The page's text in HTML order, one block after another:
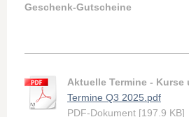
Geschenk-Gutscheine
Aktuelle Termine - Kurse
Termine Q3 2025.pdf
PDF-Dokument [197.9 KB]